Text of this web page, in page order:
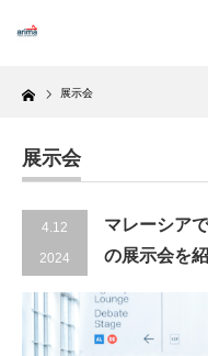
Home 展示会
展示会
4.12
2024
マレーシア
の展示会を